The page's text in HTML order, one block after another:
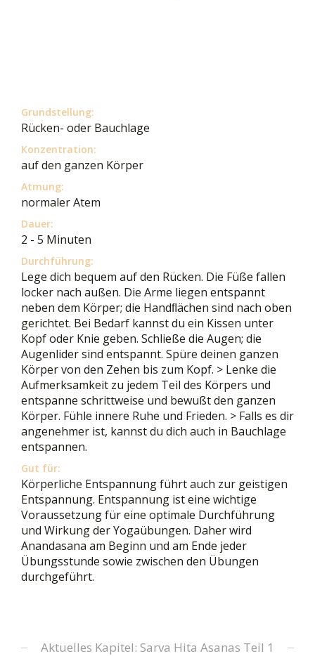
Grundstellung:
Rücken- oder Bauchlage
Konzentration:
auf den ganzen Körper
Atmung:
normaler Atem
Dauer:
2 - 5 Minuten
Durchführung:
Lege dich bequem auf den Rücken. Die Füße fallen
locker nach außen. Die Arme liegen entspannt
neben dem Körper; die Handﬂächen sind nach oben
gerichtet. Bei Bedarf kannst du ein Kissen unter
Kopf oder Knie geben. Schließe die Augen; die
Augenlider sind entspannt. Spüre deinen ganzen
Körper von den Zehen bis zum Kopf. > Lenke die
Aufmerksamkeit zu jedem Teil des Körpers und
entspanne schrittweise und bewußt den ganzen
Körper. Fühle innere Ruhe und Frieden. > Falls es dir
angenehmer ist, kannst du dich auch in Bauchlage
entspannen.
Gut für:
Körperliche Entspannung führt auch zur geistigen
Entspannung. Entspannung ist eine wichtige
Voraussetzung für eine optimale Durchführung
und Wirkung der Yogaübungen. Daher wird
Anandasana am Beginn und am Ende jeder
Übungsstunde sowie zwischen den Übungen
durchgeführt.
Aktuelles Kapitel: Sarva Hita Asanas Teil 1